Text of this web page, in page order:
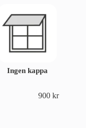
Ingen kappa
900kr